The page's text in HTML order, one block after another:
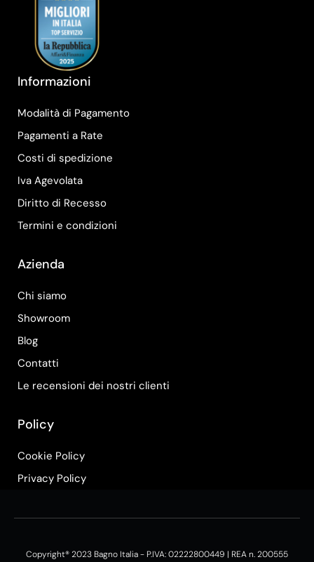
Informazioni
Modalità di Pagamento
Pagamenti a Rate
Costi di spedizione
Iva Agevolata
Diritto di Recesso
Termini e condizioni
Azienda
Chi siamo
Showroom
Blog
Contatti
Le recensioni dei nostri clienti
Policy
Cookie Policy
Privacy Policy
Copyright® 2023 Bagno Italia - P.IVA: 02222800449 | REA n. 200555